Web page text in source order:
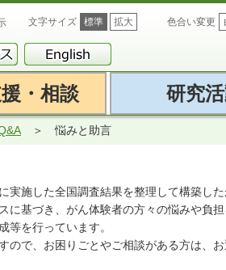
文字サイズ 標準 拡大 色合い変更
・相談 研究
悩みと助言
実施した全国調査結果を整理して構築し
に基づき、がん体験者の方々の悩みや負
等を行っています。
ので、お困りごとやご相談がある方は、